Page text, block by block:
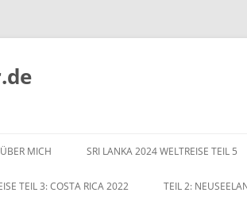
Inhalt
ÜBER MICH SRI LANKA 2024 WELTREISE TEIL 5
TEIL 3: COSTA RICA 2022 TEIL 2: